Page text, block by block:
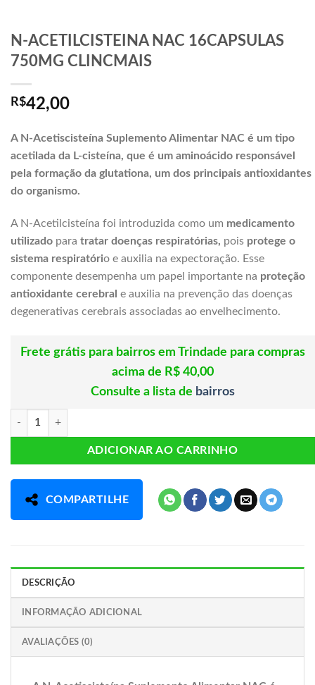
N-ACETILCISTEINA NAC 16CAPSULAS
750MG CLINCMAIS
R$42,00
A N-Acetiscisteína Suplemento Alimentar NAC é um tipo
acetilada da L-cisteína, que é um aminoácido responsável
pela formação da glutationa, um dos principais antioxidantes
do organismo.
A N-Acetilcisteína foi introduzida como um medicamento
utilizado para tratar doenças respiratórias, pois protege o
sistema respiratório e auxilia na expectoração. Esse
componente desempenha um papel importante na proteção
antioxidante cerebral e auxilia na prevenção das doenças
degenerativas cerebrais associadas ao envelhecimento.
Frete grátis para bairros em Trindade para compras
acima de R$ 40,00
Consulte a lista de bairros
N-ACETILCISTEINA NAC 16CAPSULAS 750MG CLINCMAIS
ADICIONAR AO CARRINHO
COMPARTILHE
DESCRIÇÃO
INFORMAÇÃO ADICIONAL
AVALIAÇÕES (0)